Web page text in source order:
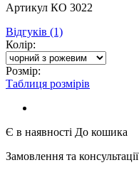
Артикул КО 3022
Відгуків (1)
Колір:
Розмір:
Таблиця розмірів
Є в наявності До кошика
Замовлення та консультації